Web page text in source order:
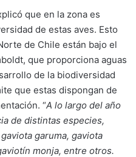
que en la zona es
de estas aves. Esto
de Chile están bajo el
que proporciona aguas
de la biodiversidad
que estas dispongan de
“A lo largo del año
de distintas especies,
garuma, gaviota
monja, entre otros.